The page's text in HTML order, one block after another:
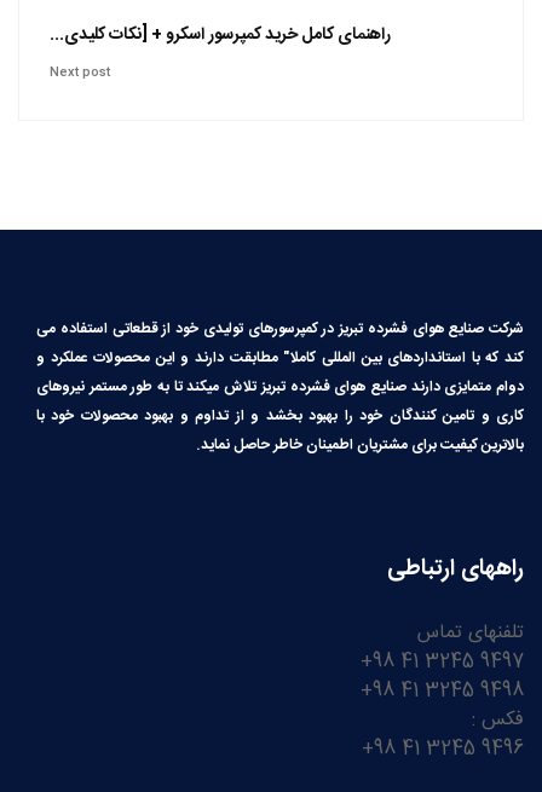
راهنمای کامل خرید کمپرسور اسکرو + [نکات کلیدی...
Next post
شرکت صنایع هوای فشرده تبریز در کمپرسورهای تولیدی خود از قطعاتی استفاده می
کند که با استانداردهای بین المللی کاملا″ مطابقت دارند و این محصولات عملکرد و
دوام متمایزی دارند صنایع هوای فشرده تبریز تلاش میکند تا به طور مستمر نیروهای
کاری و تامین کنندگان خود را بهبود بخشد و از تداوم و بهبود محصولات خود با
بالاترین کیفیت برای مشتریان اطمینان خاطر حاصل نماید.
راههای ارتباطی
تلفنهای تماس
9497 3245 41 98+
9498 3245 41 98+
فکس :
9496 3245 41 98+